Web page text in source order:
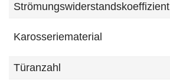
Strömungswiderstandskoeffizient
Karosseriematerial
Türanzahl